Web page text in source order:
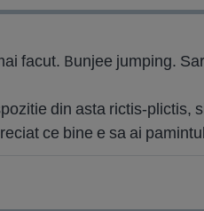
facut. Bunjee jumping.
din asta rictis-plictis,
ce bine e sa ai